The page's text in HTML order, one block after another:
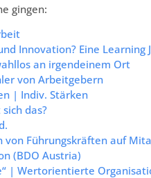
gingen:
Innovation? Eine Learning
an irgendeinem Ort
von Arbeitgebern
| Indiv. Stärken
das?
von Führungskräften auf
(BDO Austria)
| Wertorientierte